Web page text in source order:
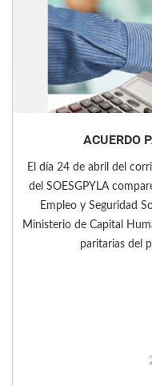
ACUERDO
El día 24 de abril del
del SOESGPYLA
Empleo y Seguridad
Ministerio de Capital
paritarias del